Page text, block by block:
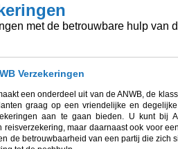
met de betrouwbare hulp van
Verzekeringen
een onderdeel uit van de ANWB, de
graag op een vriendelijke en
aan te gaan bieden. U kunt bij
reisverzekering, maar daarnaast ook voor
de betrouwbaarheid van een partij die zich